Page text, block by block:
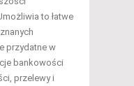
to łatwe
przydatne w
bankowości
przelewy i